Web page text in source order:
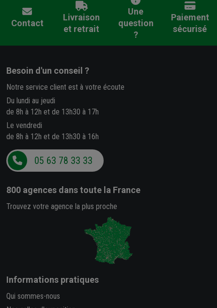
Contact
Livraison
et retrait
Une
question
?
Paiement
sécurisé
Besoin d'un conseil ?
Notre service client est à votre écoute
Du lundi au jeudi
de 8h à 12h et de 13h30 à 17h
Le vendredi
de 8h à 12h et de 13h30 à 16h
05 63 78 33 33
800 agences dans toute la France
Trouvez votre agence la plus proche
Informations pratiques
Qui sommes-nous